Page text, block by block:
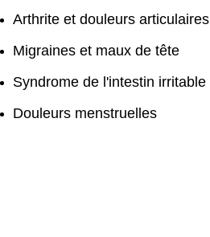
Arthrite et douleurs articulaires
Migraines et maux de tête
Syndrome de l'intestin
Douleurs menstruelles